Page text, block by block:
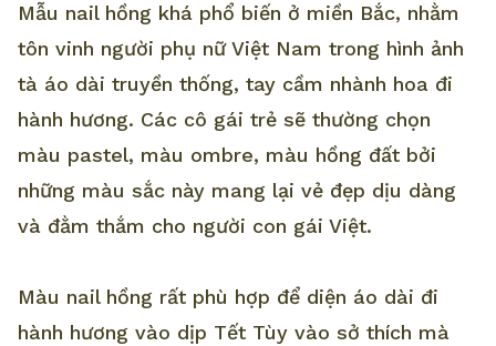
Mẫu nail hồng khá phổ biến ở miền Bắc, nhằm
tôn vinh người phụ nữ Việt Nam trong hình ảnh
tà áo dài truyền thống, tay cầm nhành hoa đi
hành hương. Các cô gái trẻ sẽ thường chọn
màu pastel, màu ombre, màu hồng đất bởi
những màu sắc này mang lại vẻ đẹp dịu dàng
và đằm thắm cho người con gái Việt.
Màu nail hồng rất phù hợp để diện áo dài đi
hành hương vào dịp Tết Tùy vào sở thích mà